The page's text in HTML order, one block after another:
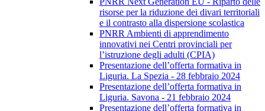
risorse per la riduzione dei divari territoriali
e il contrasto alla dispersione scolastica
PNRR Ambienti di apprendimento
innovativi nei Centri provinciali per
l’istruzione degli adulti (CPIA)
Presentazione dell’offerta formativa in
Liguria. La Spezia - 28 febbraio 2024
Presentazione dell’offerta formativa in
Liguria. Savona - 21 febbraio 2024
Presentazione dell’offerta formativa in